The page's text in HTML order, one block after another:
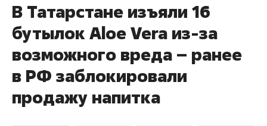
В Татарстане изъяли 16
бутылок Aloe Vera из-за
возможного вреда – ранее
в РФ заблокировали
продажу напитка